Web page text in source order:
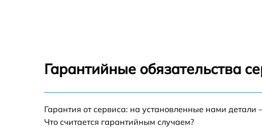
Ремонт встроенного дальнометра и
других устройств
Гарантийные обязательства
Гарантия от сервиса: на установленные нами детали
Что считается гарантийным случаем?